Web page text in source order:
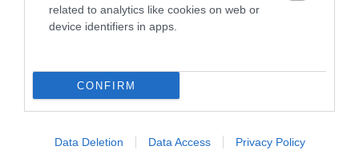
related to analytics like cookies on web or
device identifiers in apps.
CONFIRM
Data Deletion Data Access Privacy Policy
Αποθήκευσε το όνομά μου, email, και τον ιστότοπο μου σε
αυτόν τον πλοηγό για την επόμενη φορά που θα σχολιάσω.